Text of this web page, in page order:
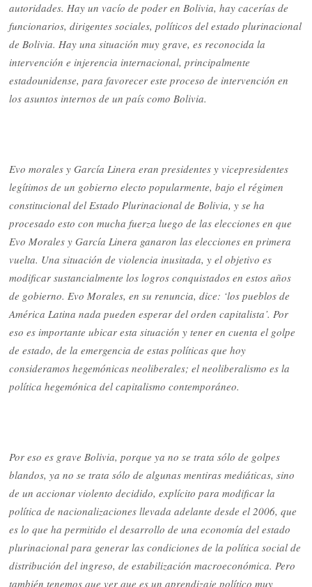
autoridades. Hay un vacío de poder en Bolivia, hay cacerías de
funcionarios, dirigentes sociales, políticos del estado plurinacional
de Bolivia. Hay una situación muy grave, es reconocida la
intervención e injerencia internacional, principalmente
estadounidense, para favorecer este proceso de intervención en
los asuntos internos de un país como Bolivia.
Evo morales y García Linera eran presidentes y vicepresidentes
legítimos de un gobierno electo popularmente, bajo el régimen
constitucional del Estado Plurinacional de Bolivia, y se ha
procesado esto con mucha fuerza luego de las elecciones en que
Evo Morales y García Linera ganaron las elecciones en primera
vuelta. Una situación de violencia inusitada, y el objetivo es
modificar sustancialmente los logros conquistados en estos años
de gobierno. Evo Morales, en su renuncia, dice: ‘los pueblos de
América Latina nada pueden esperar del orden capitalista’. Por
eso es importante ubicar esta situación y tener en cuenta el golpe
de estado, de la emergencia de estas políticas que hoy
consideramos hegemónicas neoliberales; el neoliberalismo es la
política hegemónica del capitalismo contemporáneo.
Por eso es grave Bolivia, porque ya no se trata sólo de golpes
blandos, ya no se trata sólo de algunas mentiras mediáticas, sino
de un accionar violento decidido, explícito para modificar la
política de nacionalizaciones llevada adelante desde el 2006, que
es lo que ha permitido el desarrollo de una economía del estado
plurinacional para generar las condiciones de la política social de
distribución del ingreso, de estabilización macroeconómica. Pero
también tenemos que ver que es un aprendizaje político muy